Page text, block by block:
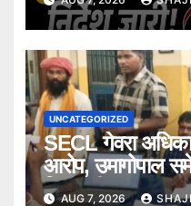
UNCATEGORIZED
SECL गेवरा
आरोप, उमागोपाल
गिरफ्तारी।
AUG 7, 2026